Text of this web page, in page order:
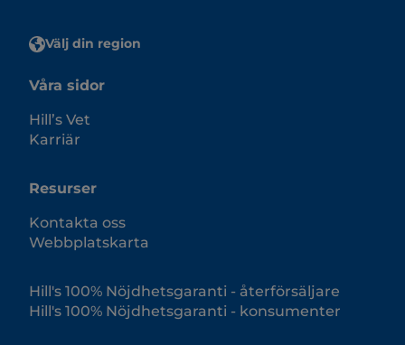
Välj din region
Våra sidor
Hill’s Vet
Karriär
Resurser
Kontakta oss
Webbplatskarta
Hill's 100% Nöjdhetsgaranti - återförsäljare
Hill's 100% Nöjdhetsgaranti - konsumenter